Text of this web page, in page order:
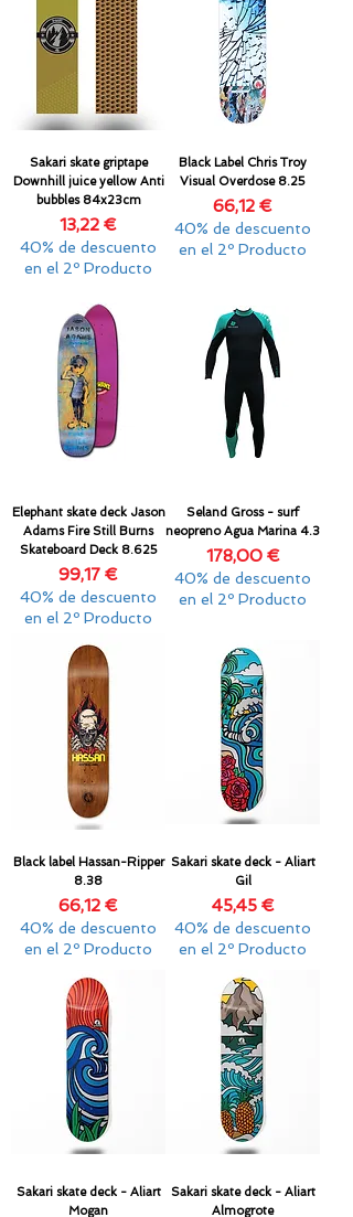
Sakari skate griptape
Downhill juice yellow Anti
bubbles 84x23cm
Precio
13,22 €
40% de descuento
en el 2º Producto
Black Label Chris Troy
Visual Overdose 8.25
Precio
66,12 €
40% de descuento
en el 2º Producto
Elephant skate deck Jason
Adams Fire Still Burns
Skateboard Deck 8.625
Precio
99,17 €
40% de descuento
en el 2º Producto
Seland Gross - surf
neopreno Agua Marina 4.3
Precio
178,00 €
40% de descuento
en el 2º Producto
Black label Hassan-Ripper
8.38
Precio
66,12 €
40% de descuento
en el 2º Producto
Sakari skate deck - Aliart
Gil
Precio
45,45 €
40% de descuento
en el 2º Producto
Sakari skate deck - Aliart
Mogan
Sakari skate deck - Aliart
Almogrote